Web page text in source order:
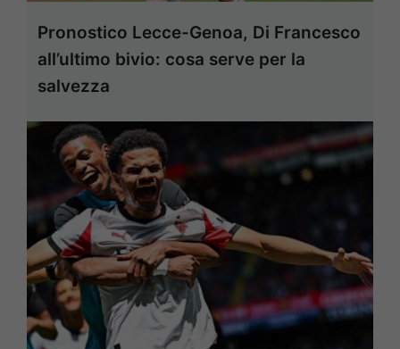
Pronostico Lecce-Genoa, Di Francesco
all’ultimo bivio: cosa serve per la
salvezza